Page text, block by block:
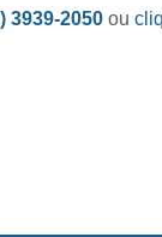
3939-2050ou